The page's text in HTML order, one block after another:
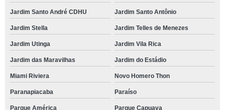
Jardim Santo André CDHU Jardim Santo Antônio
Jardim Stella Jardim Telles de Menezes
Jardim Utinga Jardim Vila Rica
Jardim das Maravilhas Jardim do Estádio
Miami Riviera Novo Homero Thon
Paranapiacaba Paraíso
Parque América Parque Capuava